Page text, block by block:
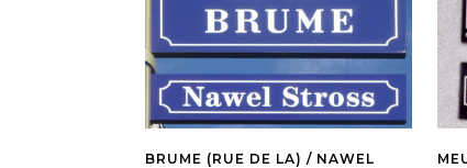
BRUME (RUE DE LA) / NAWEL